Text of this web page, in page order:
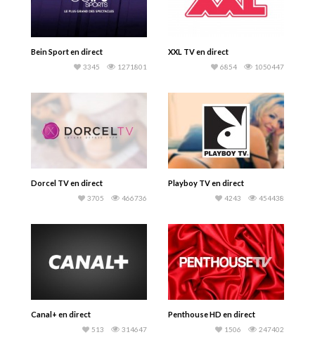
Bein Sport en direct
1271801
3345
XXL TV en direct
1050447
6854
Dorcel TV en direct
466736
3705
Playboy TV en direct
454438
4243
Canal+ en direct
314647
513
Penthouse HD en direct
247402
1506